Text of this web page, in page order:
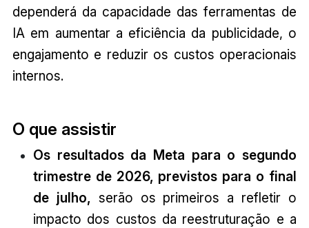
dependerá da capacidade das ferramentas de
IA em aumentar a eficiência da publicidade, o
engajamento e reduzir os custos operacionais
internos.
O que assistir
Os resultados da Meta para o segundo
trimestre de 2026, previstos para o final
de julho, serão os primeiros a refletir o
impacto dos custos da reestruturação e a